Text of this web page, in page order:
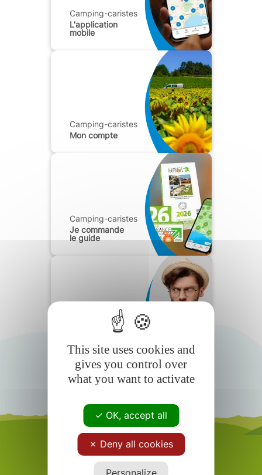
Camping-caristes
L'application
mobile
Camping-caristes
Mon compte
Camping-caristes
Je commande
le guide
Camping-caristes
This site uses cookies and
gives you control over
what you want to activate
OK, accept all
Deny all cookies
Personalize